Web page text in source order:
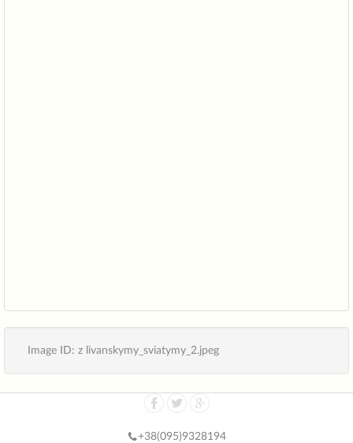
Image ID: z livanskymy_sviatymy_2.jpeg
+38(095)9328194